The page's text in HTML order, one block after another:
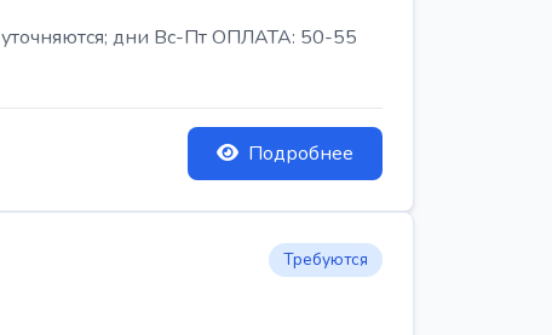
уточняются; дни Вс-Пт ОПЛАТА: 50-55
Подробнее
Требуются